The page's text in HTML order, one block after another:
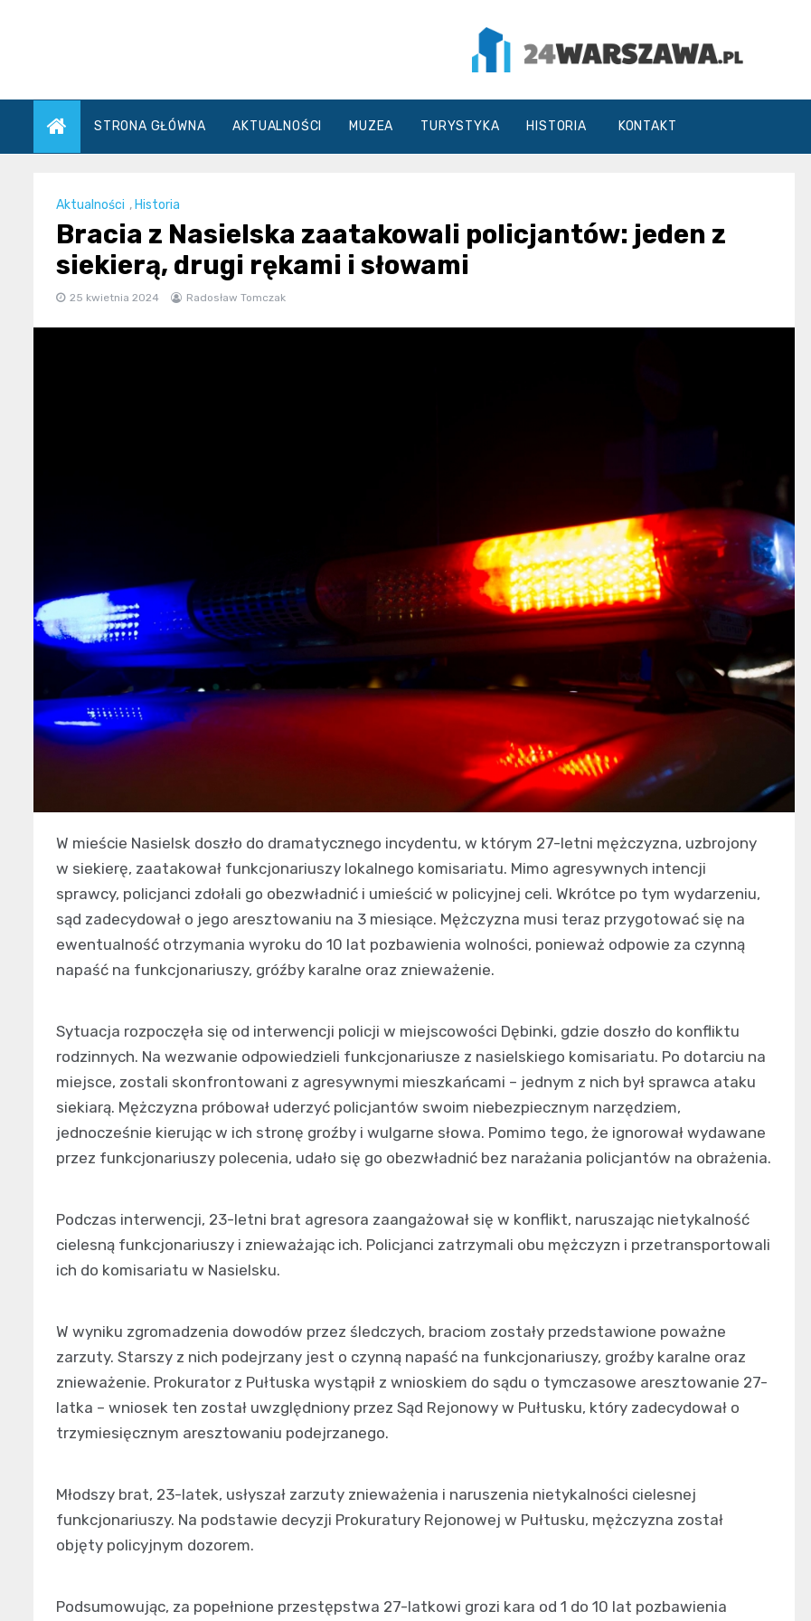
24Warszawa.pl
STRONA GŁÓWNA AKTUALNOŚCI MUZEA TURYSTYKA HISTORIA KONTAKT
Aktualności , Historia
Bracia z Nasielska zaatakowali policjantów: jeden z
siekierą, drugi rękami i słowami
25 kwietnia 2024 Radosław Tomczak
W mieście Nasielsk doszło do dramatycznego incydentu, w którym 27-letni mężczyzna, uzbrojony
w siekierę, zaatakował funkcjonariuszy lokalnego komisariatu. Mimo agresywnych intencji
sprawcy, policjanci zdołali go obezwładnić i umieścić w policyjnej celi. Wkrótce po tym wydarzeniu,
sąd zadecydował o jego aresztowaniu na 3 miesiące. Mężczyzna musi teraz przygotować się na
ewentualność otrzymania wyroku do 10 lat pozbawienia wolności, ponieważ odpowie za czynną
napaść na funkcjonariuszy, gróźby karalne oraz znieważenie.
Sytuacja rozpoczęła się od interwencji policji w miejscowości Dębinki, gdzie doszło do konfliktu
rodzinnych. Na wezwanie odpowiedzieli funkcjonariusze z nasielskiego komisariatu. Po dotarciu na
miejsce, zostali skonfrontowani z agresywnymi mieszkańcami – jednym z nich był sprawca ataku
siekiarą. Mężczyzna próbował uderzyć policjantów swoim niebezpiecznym narzędziem,
jednocześnie kierując w ich stronę groźby i wulgarne słowa. Pomimo tego, że ignorował wydawane
przez funkcjonariuszy polecenia, udało się go obezwładnić bez narażania policjantów na obrażenia.
Podczas interwencji, 23-letni brat agresora zaangażował się w konflikt, naruszając nietykalność
cielesną funkcjonariuszy i znieważając ich. Policjanci zatrzymali obu mężczyzn i przetransportowali
ich do komisariatu w Nasielsku.
W wyniku zgromadzenia dowodów przez śledczych, braciom zostały przedstawione poważne
zarzuty. Starszy z nich podejrzany jest o czynną napaść na funkcjonariuszy, groźby karalne oraz
znieważenie. Prokurator z Pułtuska wystąpił z wnioskiem do sądu o tymczasowe aresztowanie 27-
latka – wniosek ten został uwzględniony przez Sąd Rejonowy w Pułtusku, który zadecydował o
trzymiesięcznym aresztowaniu podejrzanego.
Młodszy brat, 23-latek, usłyszał zarzuty znieważenia i naruszenia nietykalności cielesnej
funkcjonariuszy. Na podstawie decyzji Prokuratury Rejonowej w Pułtusku, mężczyzna został
objęty policyjnym dozorem.
Podsumowując, za popełnione przestępstwa 27-latkowi grozi kara od 1 do 10 lat pozbawienia